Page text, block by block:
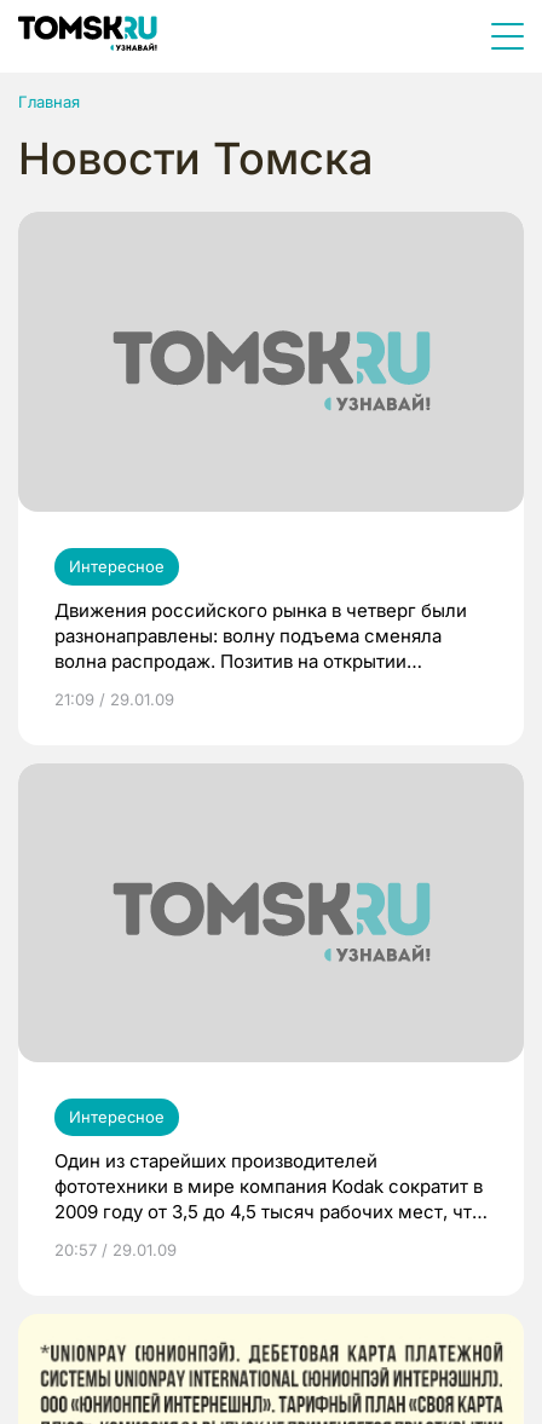
Главная
Новости Томска
Интересное
Движения российского рынка в четверг были
разнонаправлены: волну подъема сменяла
волна распродаж. Позитив на открытии
прибыли.
21:09 / 29.01.09
Интересное
Один из старейших производителей
фототехники в мире компания Kodak сократит в
2009 году от 3,5 до 4,5 тысяч рабочих мест, что
20:57 / 29.01.09